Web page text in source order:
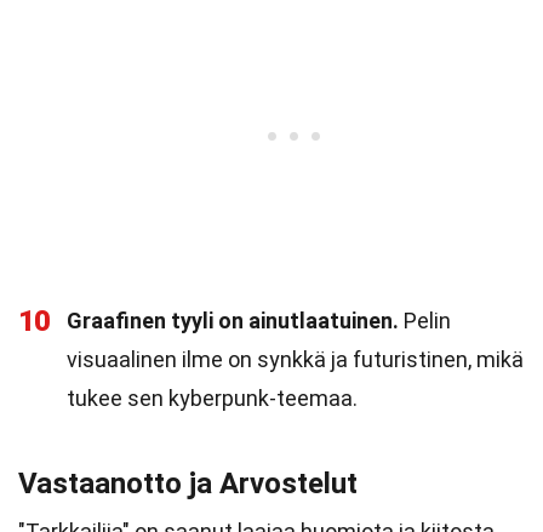
10 Graafinen tyyli on ainutlaatuinen. Pelin
visuaalinen ilme on synkkä ja futuristinen, mikä
tukee sen kyberpunk-teemaa.
Vastaanotto ja Arvostelut